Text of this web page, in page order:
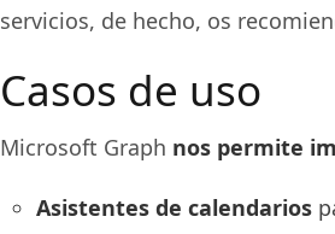
servicios, de hecho, os
Casos de uso
Microsoft Graph nos permite
Asistentes de calendarios